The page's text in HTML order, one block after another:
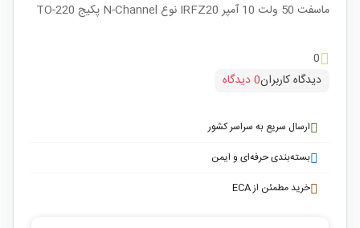
ماسفت 50 ولت 10 آمپر IRFZ20 نوع N-Channel پکیج TO-220
0
دیدگاه کاربران0 دیدگاه
ارسال سریع به سراسر کشور
بسته‌بندی حرفه‌ای و ایمن
خرید مطمئن از ECA